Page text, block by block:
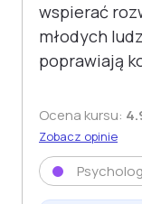
wspierać
młodych
poprawiają
Ocena kursu:
Zobacz opinie